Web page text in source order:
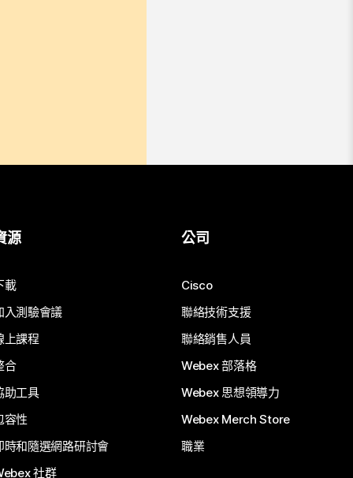
源
載
入測驗會議
上課程
合
助工具
容性
時和隨選網路研討會
社群
公司
Cisco
聯絡技術支援
聯絡銷售人員
Webex 部落格
Webex 思想領導力
Webex Merch Store
職業